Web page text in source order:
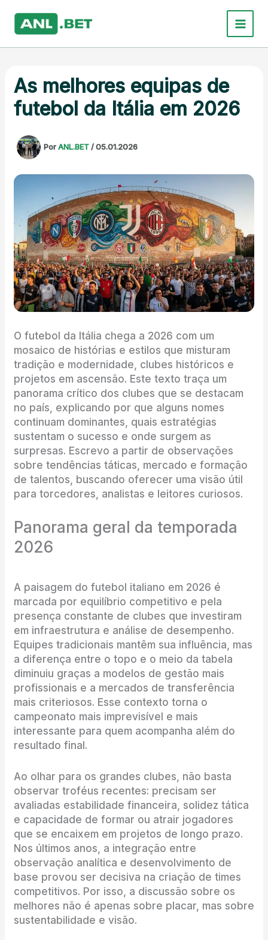
conteúdo
As melhores equipas de
futebol da Itália em 2026
PorANL.BET/05.01.2026
O futebol da Itália chega a 2026 com um
mosaico de histórias e estilos que misturam
tradição e modernidade, clubes históricos e
projetos em ascensão. Este texto traça um
panorama crítico dos clubes que se destacam
no país, explicando por que alguns nomes
continuam dominantes, quais estratégias
sustentam o sucesso e onde surgem as
surpresas. Escrevo a partir de observações
sobre tendências táticas, mercado e formação
de talentos, buscando oferecer uma visão útil
para torcedores, analistas e leitores curiosos.
Panorama geral da temporada
2026
A paisagem do futebol italiano em 2026 é
marcada por equilíbrio competitivo e pela
presença constante de clubes que investiram
em infraestrutura e análise de desempenho.
Equipes tradicionais mantêm sua influência, mas
a diferença entre o topo e o meio da tabela
diminuiu graças a modelos de gestão mais
profissionais e a mercados de transferência
mais criteriosos. Esse contexto torna o
campeonato mais imprevisível e mais
interessante para quem acompanha além do
resultado final.
Ao olhar para os grandes clubes, não basta
observar troféus recentes: precisam ser
avaliadas estabilidade financeira, solidez tática
e capacidade de formar ou atrair jogadores
que se encaixem em projetos de longo prazo.
Nos últimos anos, a integração entre
observação analítica e desenvolvimento de
base provou ser decisiva na criação de times
competitivos. Por isso, a discussão sobre os
melhores não é apenas sobre placar, mas sobre
sustentabilidade e visão.